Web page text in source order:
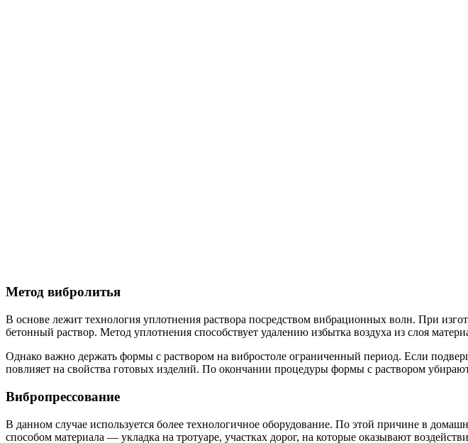
Метод вибролитья
В основе лежит технология уплотнения раствора посредством вибрационных волн. При
бетонный раствор. Метод уплотнения способствует удалению избытка воздуха из слоя
Однако важно держать формы с раствором на вибростоле ограниченный период. Если
повлияет на свойства готовых изделий. По окончании процедуры формы с раствором
Вибропрессование
В данном случае используется более технологичное оборудование. По этой причине в
способом материала — укладка на тротуаре, участках дорог, на которые оказывают